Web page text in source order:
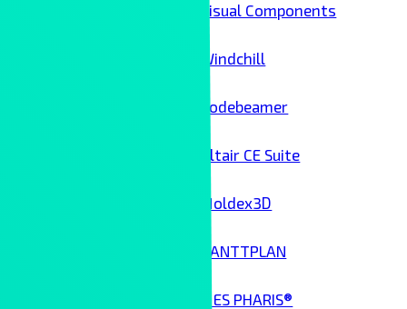
Visual Components
Windchill
Codebeamer
Altair CE Suite
Moldex3D
GANTTPLAN
MES PHARIS®